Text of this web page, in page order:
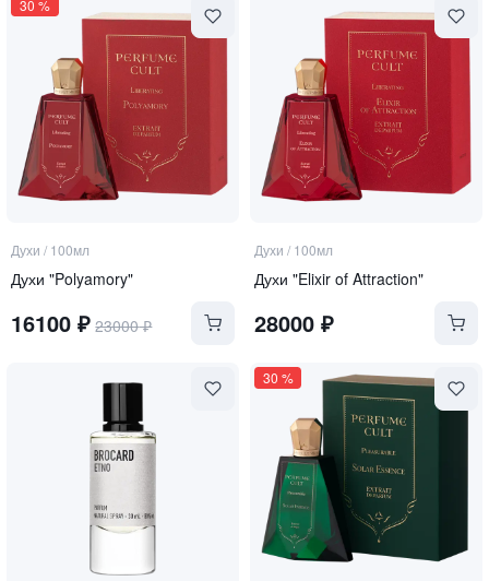
30 %
Духи / 100мл
Духи "Polyamory"
16100 ₽ 23000₽
Духи / 100мл
Духи "Elixir of Attraction"
28000₽
30 %